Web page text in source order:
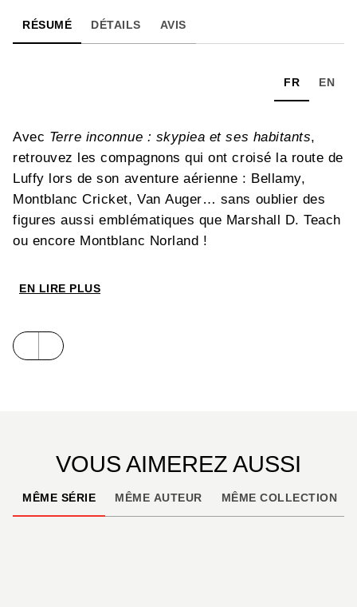
RÉSUMÉ DÉTAILS AVIS
FR EN
Avec Terre inconnue : skypiea et ses habitants,
retrouvez les compagnons qui ont croisé la route de
Luffy lors de son aventure aérienne : Bellamy,
Montblanc Cricket, Van Auger… sans oublier des
figures aussi emblématiques que Marshall D. Teach
ou encore Montblanc Norland !
EN LIRE PLUS
VOUS AIMEREZ AUSSI
MÊME SÉRIE MÊME AUTEUR MÊME COLLECTION